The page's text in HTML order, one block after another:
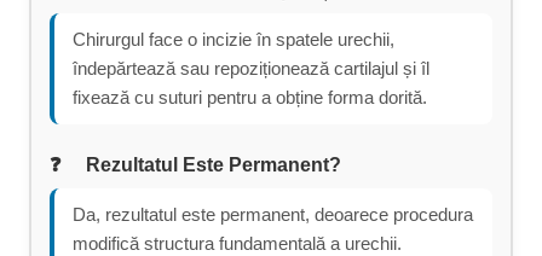
Chirurgul face o incizie în spatele urechii,
îndepărtează sau repoziționează cartilajul și îl
fixează cu suturi pentru a obține forma dorită.
Rezultatul Este Permanent?
Da, rezultatul este permanent, deoarece procedura
modifică structura fundamentală a urechii.